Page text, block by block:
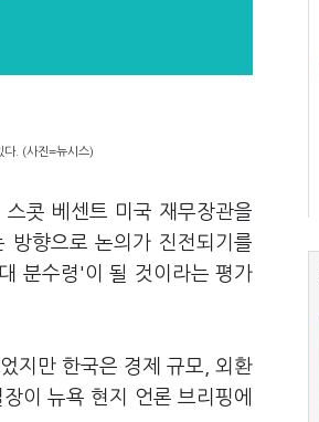
다. (사진=뉴시스)
콧 베센트 미국 재무장관을
방향으로 논의가 진전되기를
분수령'이 될 것이라는 평가
지만 한국은 경제 규모, 외환
이 뉴욕 현지 언론 브리핑에